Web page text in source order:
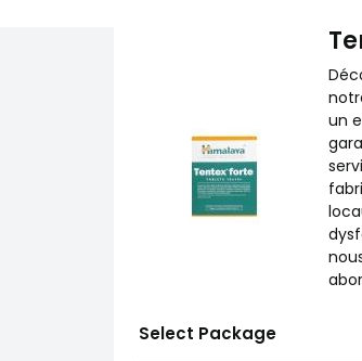
un
Select Package